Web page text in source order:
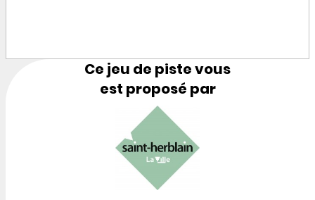
Ce jeu de piste vous
est proposé par